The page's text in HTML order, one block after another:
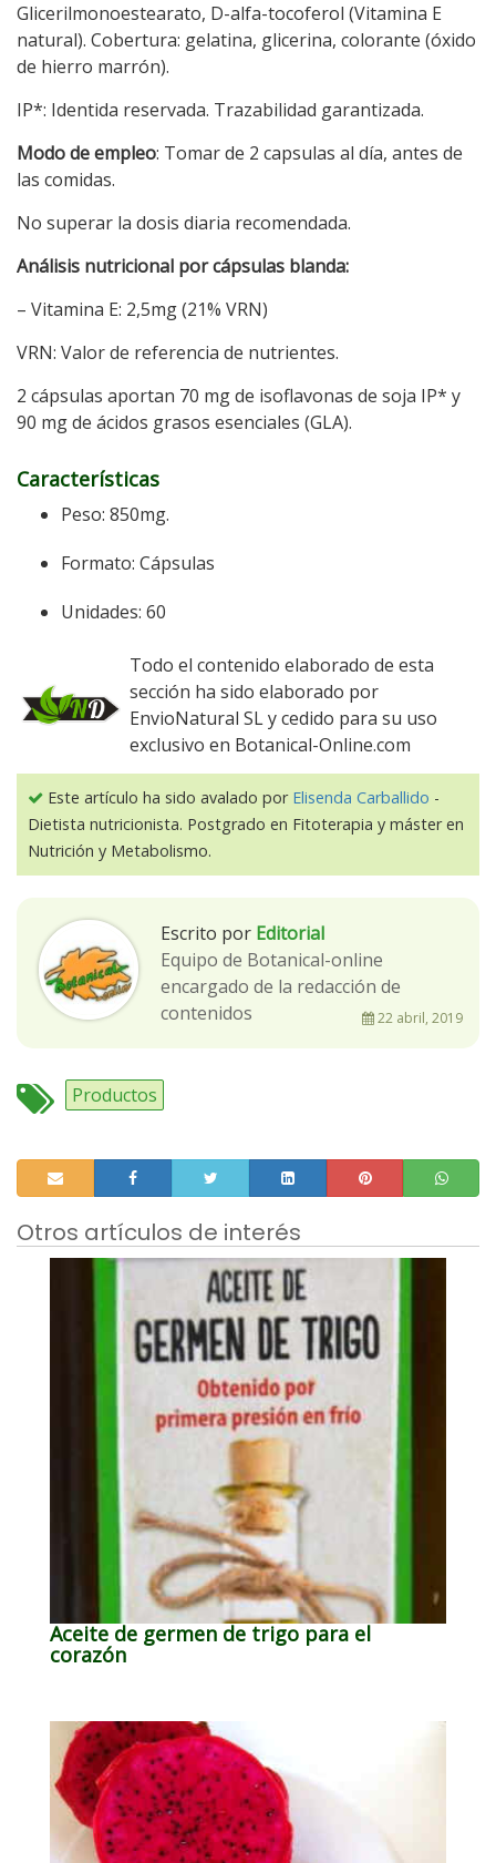
Glicerilmonoestearato, D-alfa-tocoferol (Vitamina E
natural). Cobertura: gelatina, glicerina, colorante (óxido
de hierro marrón).
IP*: Identida reservada. Trazabilidad garantizada.
Modo de empleo: Tomar de 2 capsulas al día, antes de
las comidas.
No superar la dosis diaria recomendada.
Análisis nutricional por cápsulas blanda:
– Vitamina E: 2,5mg (21% VRN)
VRN: Valor de referencia de nutrientes.
2 cápsulas aportan 70 mg de isoflavonas de soja IP* y
90 mg de ácidos grasos esenciales (GLA).
Características
Peso: 850mg.
Formato: Cápsulas
Unidades: 60
Todo el contenido elaborado de esta
sección ha sido elaborado por
EnvioNatural SL y cedido para su uso
exclusivo en Botanical-Online.com
Este artículo ha sido avalado por Elisenda Carballido -
Dietista nutricionista. Postgrado en Fitoterapia y máster en
Nutrición y Metabolismo.
Escrito por Editorial
Equipo de Botanical-online
encargado de la redacción de
contenidos
22 abril, 2019
Productos
Otros artículos de interés
Aceite de germen de trigo para el
corazón